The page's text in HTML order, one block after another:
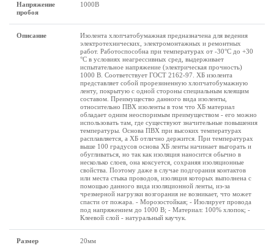
Напряжение
пробоя
1000В
Описание
Изолента хлопчатобумажная предназначена для ведения
электротехнических, электромонтажных и ремонтных
работ. Работоспособна при температурах от -30°С до +30
°С в условиях неагрессивных сред, выдерживает
испытательное напряжение (электрическая прочность)
1000 В. Соответствует ГОСТ 2162-97. ХБ изолента
представляет собой прорезиненную хлопчатобумажную
ленту, покрытую с одной стороны специальным клеящим
составом. Преимущество данного вида изоленты,
относительно ПВХ изоленты в том что ХБ материал
обладает одним неоспоримым преимуществом - его можно
использовать там, где существуют значительные повышения
температуры. Основа ПВХ при высоких температурах
расплавляется, а ХБ отлично держится. При температурах
выше 100 градусов основа ХБ ленты начинает выгорать и
обугливаться, но так как изоляция наносится обычно в
несколько слоев, она коксуется, сохраняя изоляционные
свойства. Поэтому даже в случае подгорания контактов
или места стыка проводов, изоляция которых выполнена с
помощью данного вида изоляционной ленты, из-за
чрезмерной нагрузки возгорания не возникает, что может
спасти от пожара. - Морозостойкая; - Изолирует провода
под напряжением до 1000 В; - Материал: 100% хлопок; -
Клеевой слой - натуральный каучук.
Размеp 20мм